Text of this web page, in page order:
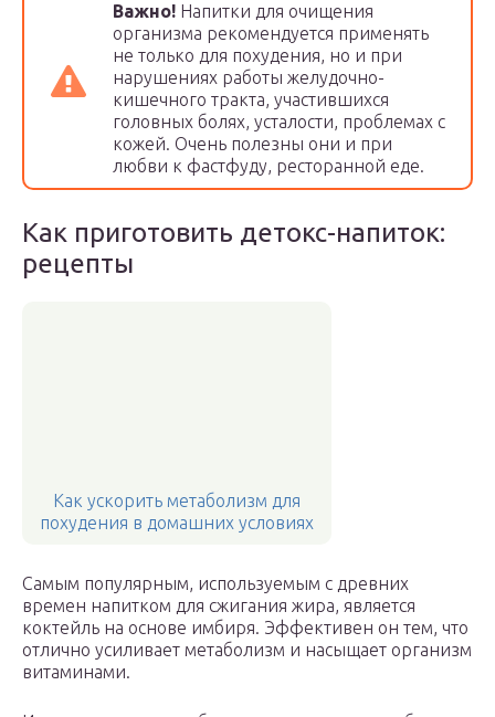
Важно! Напитки для очищения
организма рекомендуется применять
не только для похудения, но и при
нарушениях работы желудочно-
кишечного тракта, участившихся
головных болях, усталости, проблемах с
кожей. Очень полезны они и при
любви к фастфуду, ресторанной еде.
Как приготовить детокс-напиток:
рецепты
Как ускорить метаболизм для
похудения в домашних условиях
Самым популярным, используемым с древних
времен напитком для сжигания жира, является
коктейль на основе имбиря. Эффективен он тем, что
отлично усиливает метаболизм и насыщает организм
витаминами.